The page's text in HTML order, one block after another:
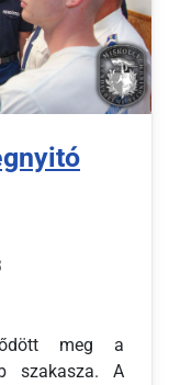
meg a
szakasza. A